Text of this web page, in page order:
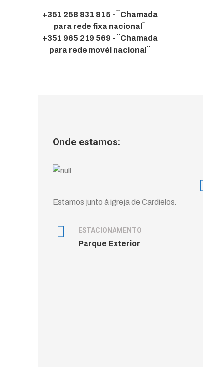
+351 258 831 815 - ``Chamada
para rede fixa nacional``
+351 965 219 569 - ``Chamada
para rede movél nacional``
Onde estamos:
Estamos junto à igreja de Cardielos.
ESTACIONAMENTO
Parque Exterior